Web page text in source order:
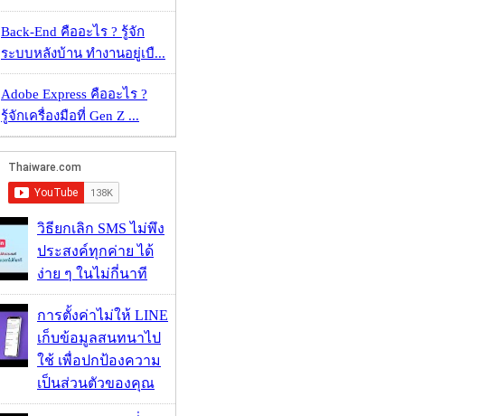
Back-End คืออะไร ? รู้จัก
ระบบหลังบ้าน ทำงานอยู่เบื...
Adobe Express คืออะไร ?
รู้จักเครื่องมือที่ Gen Z ...
วิธียกเลิก SMS ไม่พึง
ประสงค์ทุกค่าย ได้
ง่าย ๆ ในไม่กี่นาที
การตั้งค่าไม่ให้ LINE
เก็บข้อมูลสนทนาไป
ใช้ เพื่อปกป้องความ
เป็นส่วนตัวของคุณ